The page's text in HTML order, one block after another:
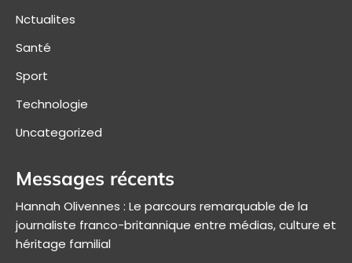
Nctualites
Santé
Sport
Technologie
Uncategorized
Messages récents
Hannah Olivennes : Le parcours remarquable de la
journaliste franco-britannique entre médias, culture et
héritage familial